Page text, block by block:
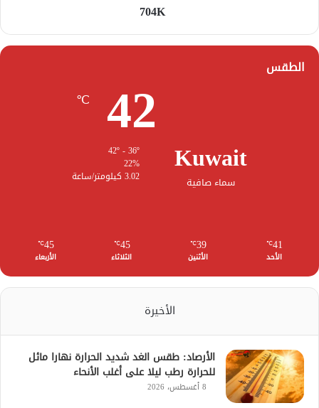
704K
الطقس
Kuwait
سماء صافية
42
℃
22%
3.02 كيلومتر/ساعة
41
℃
الأحد
39
℃
الأثنين
45
℃
الثلاثاء
45
℃
الأربعاء
الأخيرة
الأرصاد: طقس الغد شديد الحرارة نهارا مائل
للحرارة رطب ليلا على أغلب الأنحاء
8 أغسطس، 2026